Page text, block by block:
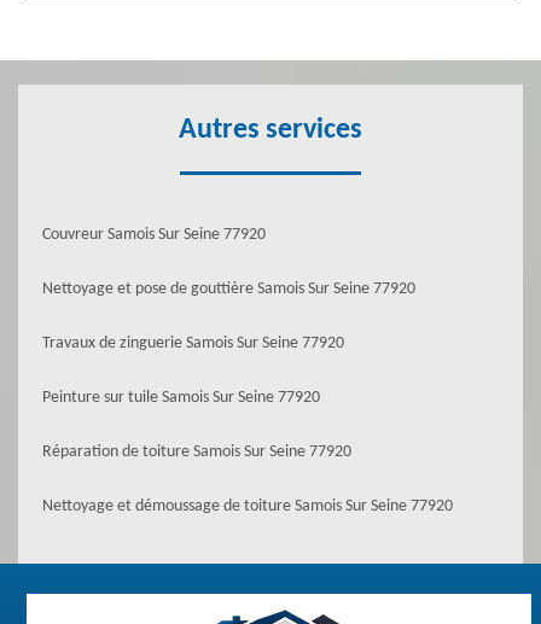
Autres services
Couvreur Samois Sur Seine 77920
Nettoyage et pose de gouttière Samois Sur Seine 77920
Travaux de zinguerie Samois Sur Seine 77920
Peinture sur tuile Samois Sur Seine 77920
Réparation de toiture Samois Sur Seine 77920
Nettoyage et démoussage de toiture Samois Sur Seine 77920